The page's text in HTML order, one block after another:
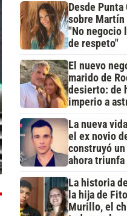
Desde Punta
sobre Martín
"No negocio
de respeto"
El nuevo
marido de
desierto: de
imperio a
La nueva
el ex novio
construyó
ahora triunfa
La historia
la hija de
Murillo, el